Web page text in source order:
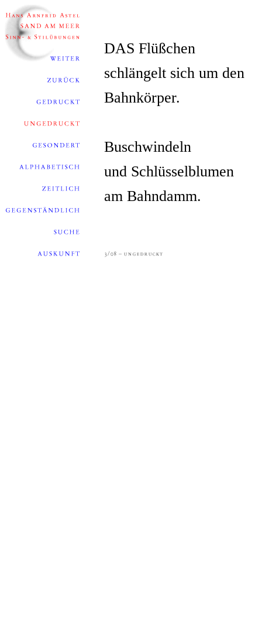
DAS Flüßchen
schlängelt sich um den
Bahnkörper.
Buschwindeln
und Schlüsselblumen
am Bahndamm.